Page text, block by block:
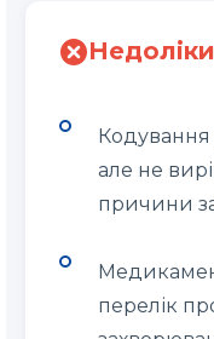
Кодування
але не
причини
перелік